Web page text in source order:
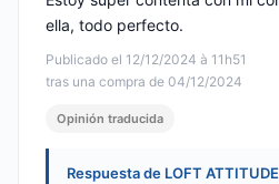
Publicado el 12/12/2024 à 11h51
tras una compra de 04/12/2024
ella, todo perfecto.
Opinión traducida
Respuesta de LOFT ATTITUDE